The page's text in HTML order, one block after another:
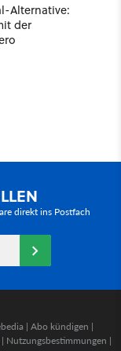
Alternative:
der
direkt ins Postfach
| Abo kündigen |
| Nutzungsbestimmungen |